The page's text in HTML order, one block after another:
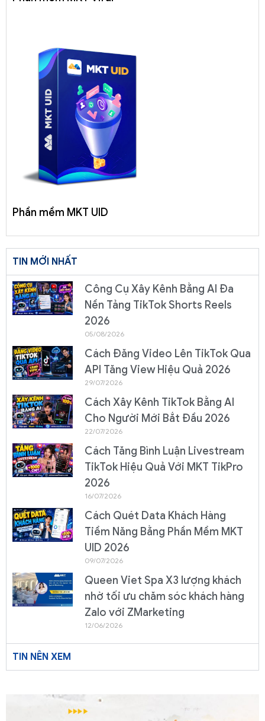
Phần mềm MKT UID
TIN MỚI NHẤT
Công Cụ Xây Kênh Bằng AI Đa
Nền Tảng TikTok Shorts Reels
2026
05/08/2026
Cách Đăng Video Lên TikTok Qua
API Tăng View Hiệu Quả 2026
29/07/2026
Cách Xây Kênh TikTok Bằng AI
Cho Người Mới Bắt Đầu 2026
22/07/2026
Cách Tăng Bình Luận Livestream
TikTok Hiệu Quả Với MKT TikPro
2026
16/07/2026
Cách Quét Data Khách Hàng
Tiềm Năng Bằng Phần Mềm MKT
UID 2026
09/07/2026
Queen Viet Spa X3 lượng khách
nhờ tối ưu chăm sóc khách hàng
Zalo với ZMarketing
12/06/2026
TIN NÊN XEM